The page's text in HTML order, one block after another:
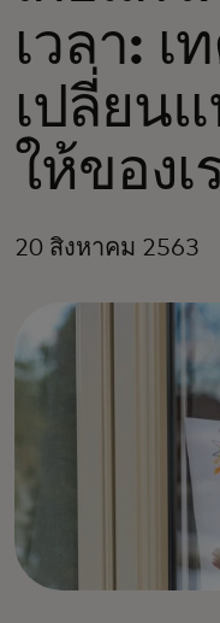
สำหรับผู้สร้า
ข่าวสารและ
เวลา: เ
เปลี่ยน
ให้ของเ
20 สิงหาคม 2563